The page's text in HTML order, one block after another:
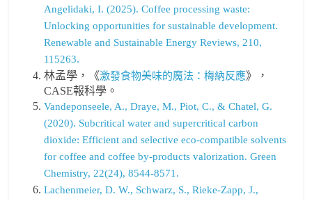
Angelidaki, I. (2025). Coffee processing waste:
Unlocking opportunities for sustainable development.
Renewable and Sustainable Energy Reviews, 210,
115263.
林孟學，《激發食物美味的魔法：梅納反應》，
CASE報科學。
Vandeponseele, A., Draye, M., Piot, C., & Chatel, G.
(2020). Subcritical water and supercritical carbon
dioxide: Efficient and selective eco-compatible solvents
for coffee and coffee by-products valorization. Green
Chemistry, 22(24), 8544-8571.
Lachenmeier, D. W., Schwarz, S., Rieke-Zapp, J.,